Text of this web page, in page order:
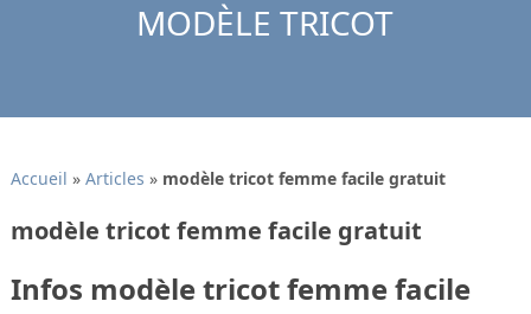
MODÈLE TRICOT
Accueil » Articles » modèle tricot femme facile gratuit
modèle tricot femme facile gratuit
Infos modèle tricot femme facile